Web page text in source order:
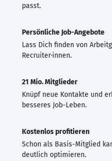
passt.
Persönliche Job-Angebote
Lass Dich finden von
Recruiter·innen.
21 Mio. Mitglieder
Knüpf neue Kontakte und
besseres Job-Leben.
Kostenlos profitieren
Schon als Basis-Mitglied
deutlich optimieren.